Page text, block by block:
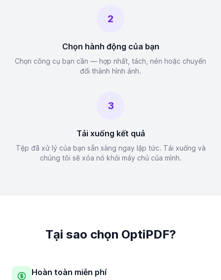
2
Chọn hành động của bạn
Chọn công cụ bạn cần — hợp nhất, tách, nén hoặc chuyển
đổi thành hình ảnh.
3
Tải xuống kết quả
Tệp đã xử lý của bạn sẵn sàng ngay lập tức. Tải xuống và
chúng tôi sẽ xóa nó khỏi máy chủ của mình.
Tại sao chọn OptiPDF?
Hoàn toàn miễn phí